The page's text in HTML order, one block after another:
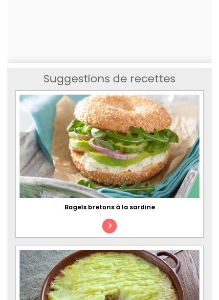
Suggestions de recettes
Bagels bretons à la sardine